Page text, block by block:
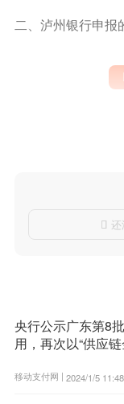
二、泸州银行申报
 还
央行公示广东第8
用，再次以“供应
移动支付网 | 2024/1/5